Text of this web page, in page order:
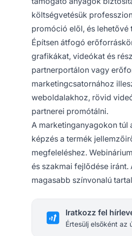
költségvetésük
promóció elől, és lehetővé
Építsen átfogó
grafikákat, videókat és
partnerportálon vagy
marketingcsatornához
weboldalakhoz, rövid
partnerei promótálni.
A marketinganyagokon túl
képzés a termék
megfeleléshez.
és szakmai fejlődése
magasabb színvonalú
Iratkozz fel
Értesülj elsőként az